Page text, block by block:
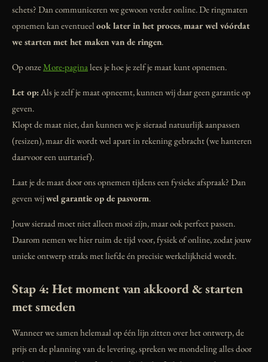
schets? Dan communiceren we gewoon verder online. De ringmaten
opnemen kan eventueel ook later in het proces,maar wel vóórdat
we starten met het maken van de ringen.
Op onzeMore-paginalees je hoe je zelf je maat kunt opnemen.
Let op:Als je zelf je maat opneemt, kunnen wij daar geen garantie op
geven.
Klopt de maat niet, dan kunnen we je sieraad natuurlijk aanpassen
(resizen), maar dit wordt wel apart in rekening gebracht (we hanteren
daarvoor een uurtarief).
Laat je de maat door ons opnemen tijdens een fysieke afspraak? Dan
geven wijwel garantie op de pasvorm.
Jouw sieraad moet niet alleen mooi zijn, maar ook perfect passen.
Daarom nemen we hier ruim de tijd voor, fysiek of online, zodat jouw
unieke ontwerp straks met liefde én precisie werkelijkheid wordt.
Stap 4: Het moment van akkoord & starten
met smeden
Wanneer we samen helemaal op één lijn zitten over het ontwerp, de
prijs en de planning van de levering, spreken we mondeling alles door